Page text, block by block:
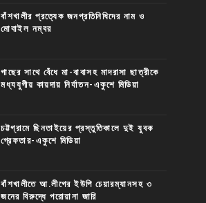
বাঁশখালীর প্রত্যেক জনপ্রতিনিধিদের নাম ও
মোবাইল নম্বর
গাছের সাথে বেঁধে মা-বাবাসহ মাদরাসা ছাত্রীকে
মধ্যযুগীয় কায়দায় নির্যাতন-একুশে মিডিয়া
চট্টগ্রামে ছিনতাইয়ের প্রস্তুতিকালে দুই যুবক
গ্রেফতার-একুশে মিডিয়া
বাঁশখালীতে আ.লীগের ইউপি চেয়ারম্যানসহ ৩
জনের বিরুদ্ধে পরোয়ানা জারি